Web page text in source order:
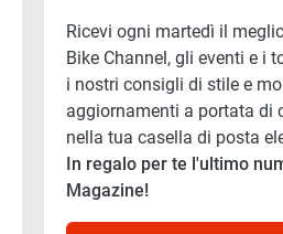
Ricevi ogni martedì il
Bike Channel, gli eventi e i
i nostri consigli di stile e
aggiornamenti a portata di
nella tua casella di posta
In regalo per te l'ultimo
Magazine!